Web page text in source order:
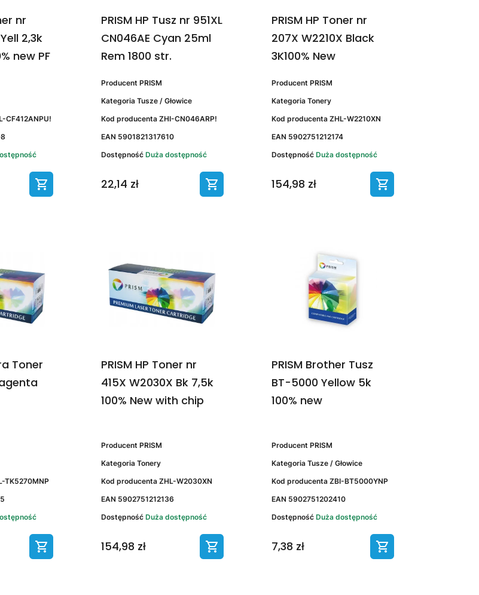
nr
2,3k
new PF
CF412ANPU!
PRISM HP Tusz nr 951XL
CN046AE Cyan 25ml
Rem 1800 str.
Producent PRISM
Kategoria Tusze / Głowice
Kod producenta ZHI-CN046ARP!
EAN 5901821317610
Dostępność Duża dostępność
22,14 zł
PRISM HP Toner nr
207X W2210X Black
3K100% New
Producent PRISM
Kategoria Tonery
Kod producenta ZHL-W2210XN
EAN 5902751212174
Dostępność Duża dostępność
154,98 zł
Toner
TK5270MNP
PRISM HP Toner nr
415X W2030X Bk 7,5k
100% New with chip
Producent PRISM
Kategoria Tonery
Kod producenta ZHL-W2030XN
EAN 5902751212136
Dostępność Duża dostępność
154,98 zł
PRISM Brother Tusz
BT-5000 Yellow 5k
100% new
Producent PRISM
Kategoria Tusze / Głowice
Kod producenta ZBI-BT5000YNP
EAN 5902751202410
Dostępność Duża dostępność
7,38 zł